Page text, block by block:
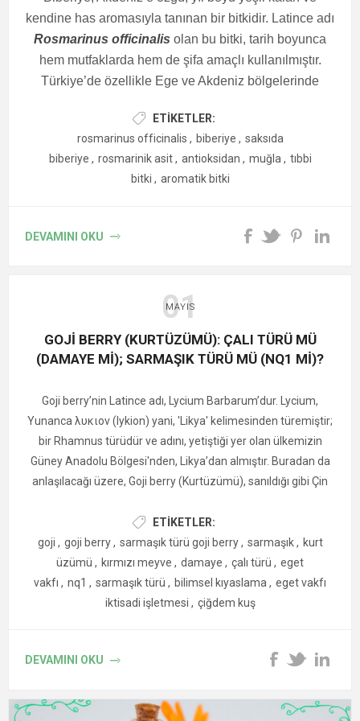
hastane enfeksiyonlarında zor kontrol edilen dirençli
Antioksidan Gücü C Vitamininden Yüksek Bulundu
Aynı çalışmada kekik ekstraktının antioksidan kapasitesi,
askorbik asit (C vitamini) ile karşılaştırıldı.
Sonuç:
“Antioksidan aktivite, pozitif kontrol askorbik asitten daha
ekstraktı, C vitamininden daha yüksek serbest radikal
Ana Etken Madde: Karvakrol
olarak bulundu. Bazı örneklerde oran %64 ila
%70’in üzerine çıkmıştır.
Bu madde:
güçlü aroma verir
doğal koruyucu olarak incelenmektedir
“Carvacrol was the major component (64.3%).” (
PubMed)
kendine has aromasıyla tanınan bir bitkidir. Latince adı
Rosmarinus officinalis olan bu bitki, tarih boyunca
hem mutfaklarda hem de şifa amaçlı kullanılmıştır.
Türkiye’de özellikle Ege ve Akdeniz bölgelerinde
yabani olarak da bulunur (Özcan ve Chalchat, 2008).
Biberiyenin Sağlık
Üzerine Etkileri
Biberiye, içerdiği çeşitli bileşikler nedeniyle sağlığa yararlı
görülmüştür:
Antioksidan ve Anti-inflamatuar Özellikleri
Biberiye, rosmarinik asit, karnosik asit ve karnosol gibi güçlü
ETIKETLER:
rosmarinus officinalis , biberiye , saksıda
biberiye , rosmarinik asit , antioksidan , muğla , tıbbi
bitki , aromatik bitki
DEVAMINI OKU
01
MAYIS
GOJİ BERRY (KURTÜZÜMÜ): ÇALI TÜRÜ MÜ
(DAMAYE Mİ); SARMAŞIK TÜRÜ MÜ (NQ1 Mİ)?
Goji berry’nin Latince adı, Lycium Barbarum’dur. Lycium,
Yunanca λυκιον (lykion) yani, 'Likya' kelimesinden türemiştir;
bir Rhamnus türüdür ve adını, yetiştiği yer olan ülkemizin
Güney Anadolu Bölgesi'nden, Likya’dan almıştır. Buradan da
anlaşılacağı üzere, Goji berry (Kurtüzümü), sanıldığı gibi Çin
Büyük olasılıkla Uzakdoğu'ya, İpekyolu aracılığıyla taşınmıştır.
Günümüzde ticari olarak, Çin, Tibet ve Asya'nın diğer
bölgelerinde yetişmektedir. Yaprak döken, çalı türü bir bitkidir.
ETIKETLER:
goji , goji berry , sarmaşık türü goji berry , sarmaşık , kurt
üzümü , kırmızı meyve , damaye , çalı türü , eget
vakfı , nq1 , sarmaşık türü , bilimsel kıyaslama , eget vakfı
iktisadi işletmesi , çiğdem kuş
DEVAMINI OKU